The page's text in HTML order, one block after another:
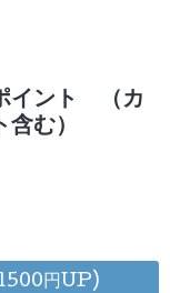
イント （カ
含む）
1500円UP)